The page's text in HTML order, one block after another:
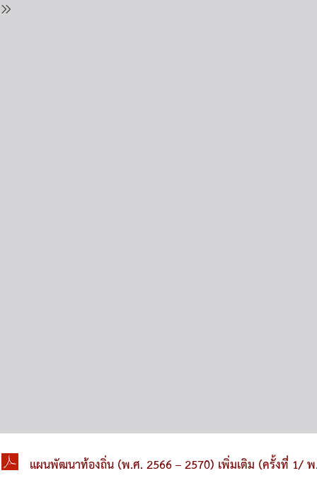
แผนพัฒนาท้องถิ่น (พ.ศ. 2566 – 2570) เพิ่มเติม (ครั้งที่ 1/